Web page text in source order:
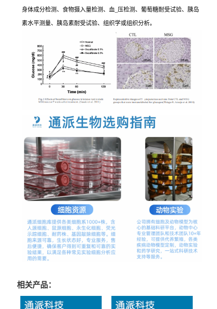
身体成分检测、食物摄入量检测、血_压检测、葡萄糖耐受试验、胰岛
素水平测量、胰岛素耐受试验、组织学或组织分析。
相关产品：